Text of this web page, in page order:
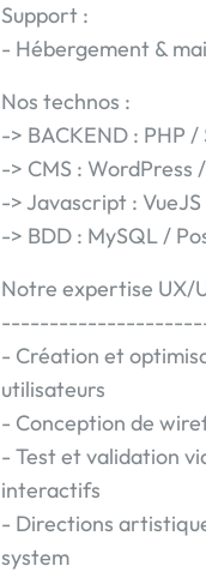
Support :
- Hébergement &
Nos technos :
-> BACKEND : PHP
-> CMS :
-> Javascript :
-> BDD : MySQL /
Notre expertise UX/
- Création et
utilisateurs
- Conception de
- Test et validation
interactifs
- Directions
system